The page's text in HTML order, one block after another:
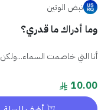
نبض الوتين
وما أدراك ما قدري؟
أنا التي خاصمت
10.00